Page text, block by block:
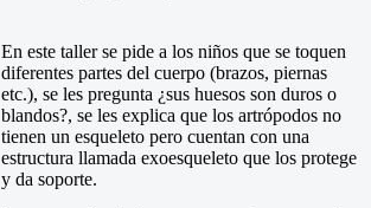
En este taller se pide a los niños que se toquen
diferentes partes del cuerpo (brazos, piernas
etc.), se les pregunta ¿sus huesos son duros o
blandos?, se les explica que los artrópodos no
tienen un esqueleto pero cuentan con una
estructura llamada exoesqueleto que los protege
y da soporte.